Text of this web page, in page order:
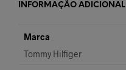
INFORMAÇÃO ADICIONAL
Marca
Tommy Hilfiger